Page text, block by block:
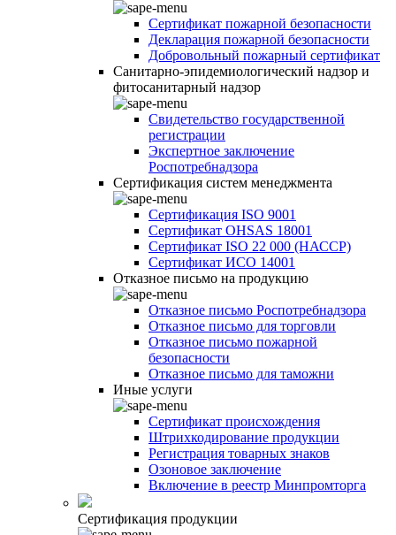
Сертификат пожарной безопасности
Декларация пожарной безопасности
Добровольный пожарный сертификат
Санитарно-эпидемиологический надзор и
фитосанитарный надзор
Свидетельство государственной
регистрации
Экспертное заключение
Роспотребнадзора
Сертификация систем менеджмента
Сертификация ISO 9001
Сертификат OHSAS 18001
Сертификат ISO 22 000 (НАССР)
Сертификат ИСО 14001
Отказное письмо на продукцию
Отказное письмо Роспотребнадзора
Отказное письмо для торговли
Отказное письмо пожарной
безопасности
Отказное письмо для таможни
Иные услуги
Сертификат происхождения
Штрихкодирование продукции
Регистрация товарных знаков
Озоновое заключение
Включение в реестр Минпромторга
Сертификация продукции